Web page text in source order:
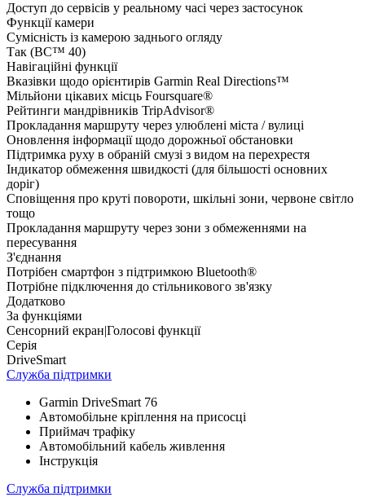
Доступ до сервісів у реальному часі через застосунок
Функції камери
Сумісність із камерою заднього огляду
Так (BC™ 40)
Навігаційні функції
Вказівки щодо орієнтирів Garmin Real Directions™
Мільйони цікавих місць Foursquare®
Рейтинги мандрівників TripAdvisor®
Прокладання маршруту через улюблені міста / вулиці
Оновлення інформації щодо дорожньої обстановки
Підтримка руху в обраній смузі з видом на перехрестя
Індикатор обмеження швидкості (для більшості основних
доріг)
Сповіщення про круті повороти, шкільні зони, червоне світло
тощо
Прокладання маршруту через зони з обмеженнями на
пересування
З'єднання
Потрібен смартфон з підтримкою Bluetooth®
Потрібне підключення до стільникового зв'язку
Додатково
За функціями
Сенсорний екран|Голосові функції
Серія
DriveSmart
Служба підтримки
Garmin DriveSmart 76
Автомобільне кріплення на присосці
Приймач трафіку
Автомобільний кабель живлення
Інструкція
Служба підтримки